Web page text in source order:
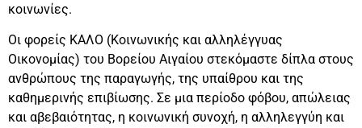
κοινωνίες.
Οι φορείς ΚΑΛΟ (Κοινωνικής και αλληλέγγυας
Οικονομίας) του Βορείου Αιγαίου στεκόμαστε δίπλα στους
ανθρώπους της παραγωγής, της υπαίθρου και της
καθημερινής επιβίωσης. Σε μια περίοδο φόβου, απώλειας
και αβεβαιότητας, η κοινωνική συνοχή, η αλληλεγγύη και